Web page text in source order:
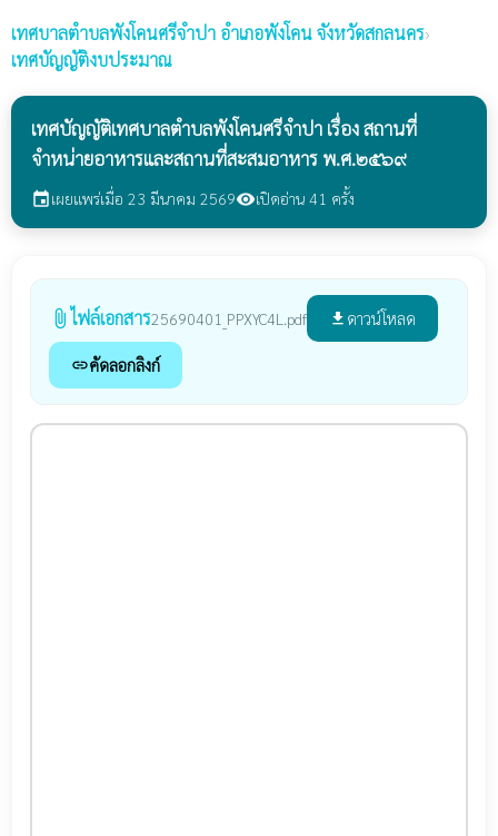
เทศบาลตำบลพังโคนศรีจำปา อำเภอพังโคน จังหวัดสกลนคร›
เทศบัญญัติงบประมาณ
เทศบัญญัติเทศบาลตำบลพังโคนศรีจำปา เรื่อง สถานที่
จำหน่ายอาหารและสถานที่สะสมอาหาร พ.ศ.๒๕๖๙
eventเผยแพร่เมื่อ 23 มีนาคม 2569visibilityเปิดอ่าน 41 ครั้ง
attach_file ไฟล์เอกสาร25690401_PPXYC4L.pdf file_download ดาวน์โหลด
linkคัดลอกลิงก์